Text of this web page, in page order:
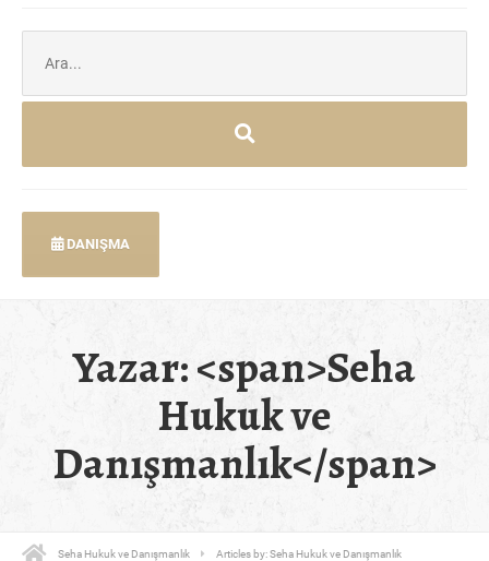
ara:
DANIŞMA
Yazar: <span>Seha
Hukuk ve
Danışmanlık</span>
Seha Hukuk ve Danışmanlık Articles by: Seha Hukuk ve Danışmanlık